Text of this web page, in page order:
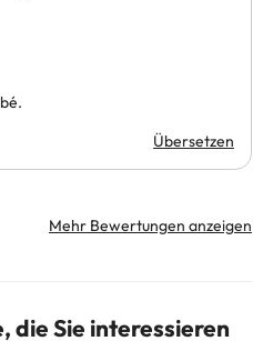
Übersetzen
Mehr Bewertungen anzeigen
die Sie interessieren